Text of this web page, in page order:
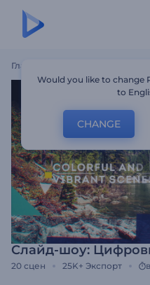
Главная
Слайд-шоу:
20 сцен 25K+ Экспорт
Would you like to change
to
CHANGE